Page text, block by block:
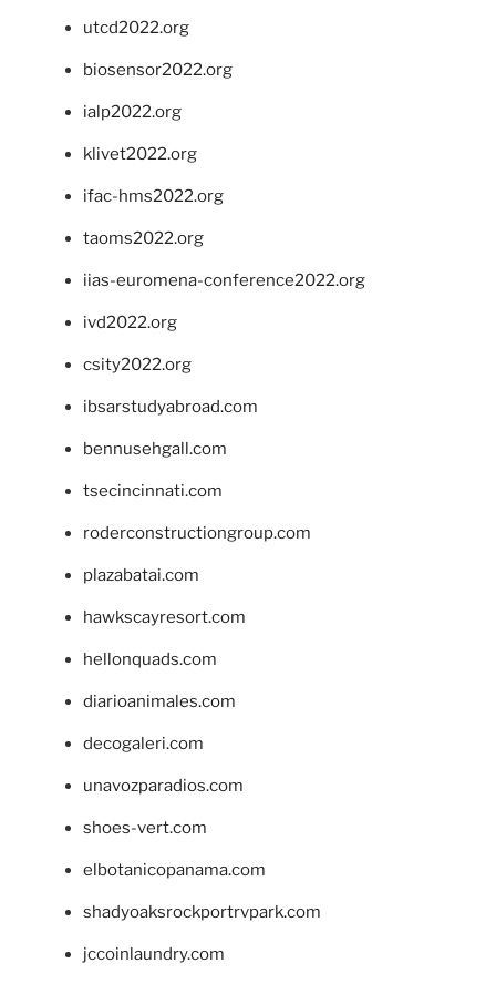
utcd2022.org
biosensor2022.org
ialp2022.org
klivet2022.org
ifac-hms2022.org
taoms2022.org
iias-euromena-conference2022.org
ivd2022.org
csity2022.org
ibsarstudyabroad.com
bennusehgall.com
tsecincinnati.com
roderconstructiongroup.com
plazabatai.com
hawkscayresort.com
hellonquads.com
diarioanimales.com
decogaleri.com
unavozparadios.com
shoes-vert.com
elbotanicopanama.com
shadyoaksrockportrvpark.com
jccoinlaundry.com